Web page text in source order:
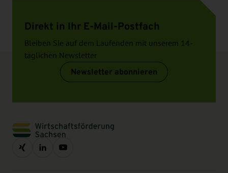
Direkt in Ihr E-Mail-Postfach
Bleiben Sie auf dem Laufenden mit unserem 14-
täglichen Newsletter
Newsletter abonnieren